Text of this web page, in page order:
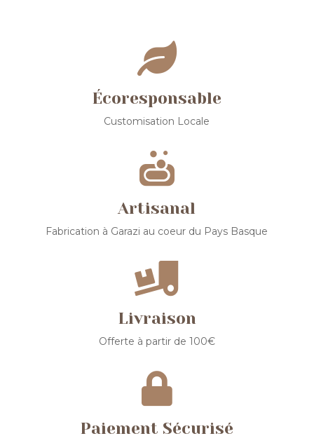

Écoresponsable
Customisation Locale

Artisanal
Fabrication à Garazi au coeur du Pays Basque

Livraison
Offerte à partir de 100€

Paiement Sécurisé